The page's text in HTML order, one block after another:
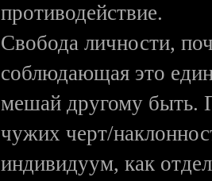
противодействие.
Свобода личности,
соблюдающая это
мешай другому быть.
чужих черт/
индивидуум, как